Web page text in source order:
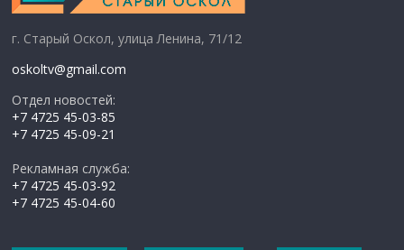
г. Старый Оскол, улица Ленина, 71/12
oskoltv@gmail.com
Отдел новостей:
+7 4725 45-03-85
+7 4725 45-09-21
Рекламная служба:
+7 4725 45-03-92
+7 4725 45-04-60